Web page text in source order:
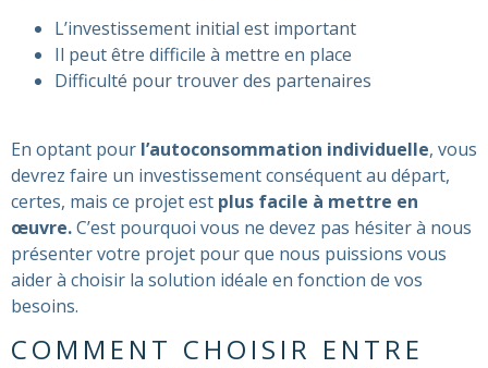
L’investissement initial est important
Il peut être difficile à mettre en place
Difficulté pour trouver des partenaires
En optant pour l’autoconsommation individuelle, vous
devrez faire un investissement conséquent au départ,
certes, mais ce projet est plus facile à mettre en
œuvre.C’est pourquoi vous ne devez pas hésiter à nous
présenter votre projet pour que nous puissions vous
aider à choisir la solution idéale en fonction de vos
besoins.
COMMENT CHOISIR ENTRE